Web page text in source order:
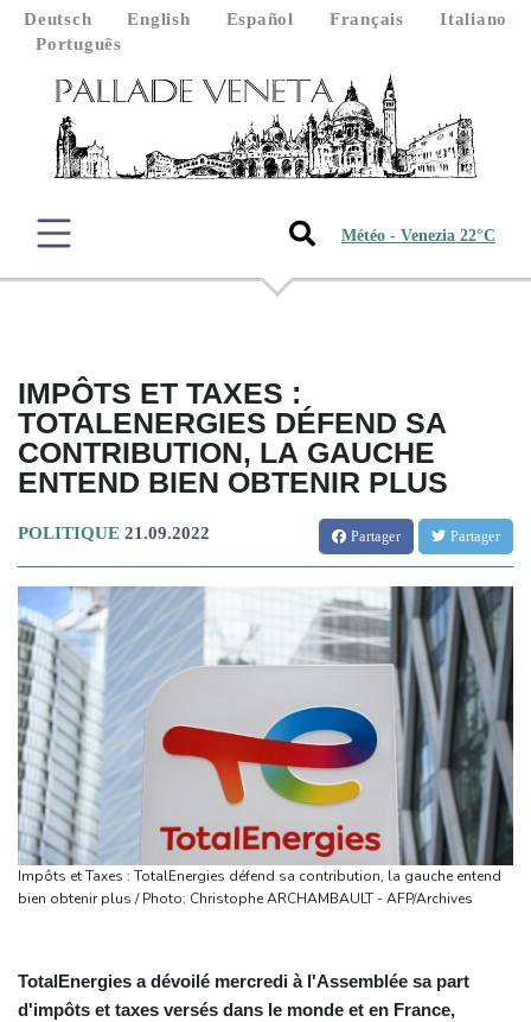
Deutsch English Español Français
Italiano
Português
Météo - Venezia 22°C
IMPÔTS ET TAXES :
TOTALENERGIES DÉFEND SA
CONTRIBUTION, LA GAUCHE
ENTEND BIEN OBTENIR PLUS
POLITIQUE 21.09.2022 Partager Partager
Impôts et Taxes : TotalEnergies défend sa contribution, la gauche entend
bien obtenir plus / Photo: Christophe ARCHAMBAULT - AFP/Archives
TotalEnergies a dévoilé mercredi à l'Assemblée sa part
d'impôts et taxes versés dans le monde et en France,